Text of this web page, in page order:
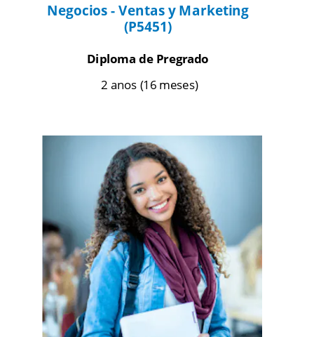
Negocios - Ventas y Marketing
(P5451)
Diploma de Pregrado
2 anos (16 meses)